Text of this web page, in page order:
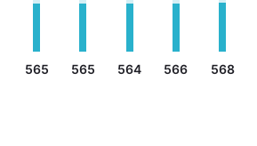
565 565 564 566 568